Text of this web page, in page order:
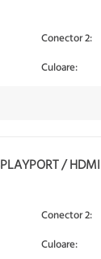
Conector 2:
Culoare:
/
Conector 2:
Culoare: